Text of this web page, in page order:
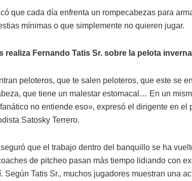
que cada día enfrenta un rompecabezas para
mínimas o que simplemente no quieren jugar.
realiza Fernando Tatis Sr. sobre la pelota
peloteros, que te salen peloteros, que este se
que tiene un malestar estomacal… En un
no entiende eso», expresó el dirigente en el
Satosky Terrero.
que el trabajo dentro del banquillo se ha
de pitcheo pasan más tiempo lidiando con
Según Tatis Sr., muchos jugadores muestran una